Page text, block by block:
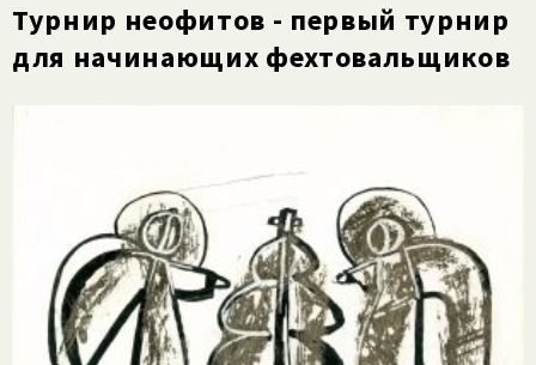
Турнир неофитов - первый турнир
для начинающих фехтовальщиков